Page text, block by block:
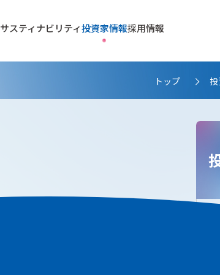
サスティナビリティ投資家情報採用情報
トップ >